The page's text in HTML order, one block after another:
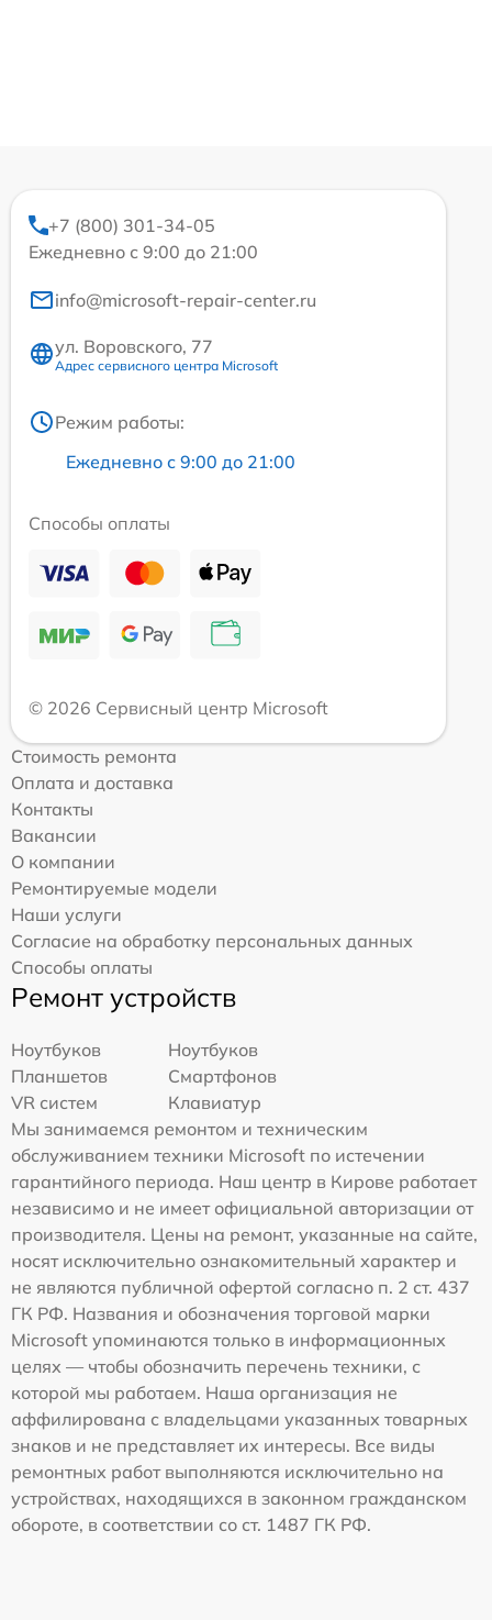
+7 (800) 301-34-05
Ежедневно с 9:00 до 21:00
info@microsoft-repair-center.ru
ул. Воровского, 77
Адрес сервисного центра Microsoft
Режим работы:
Ежедневно с 9:00 до 21:00
Способы оплаты
© 2026 Сервисный центр Microsoft
Стоимость ремонта
Оплата и доставка
Контакты
Вакансии
О компании
Ремонтируемые модели
Наши услуги
Согласие на обработку персональных данных
Способы оплаты
Ремонт устройств
Ноутбуков
Ноутбуков
Планшетов
Смартфонов
VR систем
Клавиатур
Мы занимаемся ремонтом и техническим
обслуживанием техники Microsoft по истечении
гарантийного периода. Наш центр в Кирове работает
независимо и не имеет официальной авторизации от
производителя. Цены на ремонт, указанные на сайте,
носят исключительно ознакомительный характер и
не являются публичной офертой согласно п. 2 ст. 437
ГК РФ. Названия и обозначения торговой марки
Microsoft упоминаются только в информационных
целях — чтобы обозначить перечень техники, с
которой мы работаем. Наша организация не
аффилирована с владельцами указанных товарных
знаков и не представляет их интересы. Все виды
ремонтных работ выполняются исключительно на
устройствах, находящихся в законном гражданском
обороте, в соответствии со ст. 1487 ГК РФ.